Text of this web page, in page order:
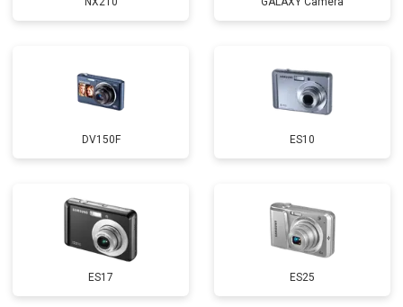
DV150F ES10
ES17 ES25